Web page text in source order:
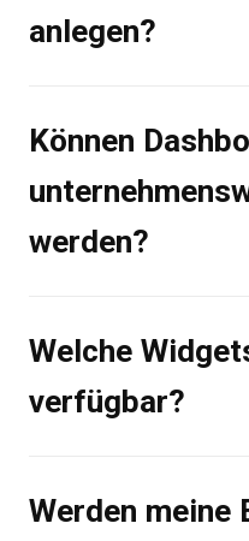
anlegen?
Können
werden?
Welche
verfügbar?
Werden meine